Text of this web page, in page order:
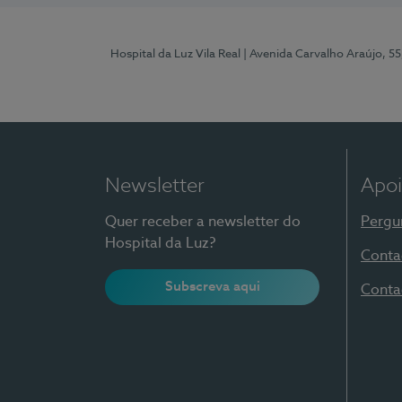
Hospital da Luz Vila Real | Avenida Carvalho Araújo,
Newsletter
Quer receber a newsletter do
Hospital da Luz?
Subscreva aqui